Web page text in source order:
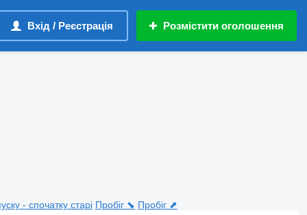
Вхід / Реєстрація Розмістити оголошення
- спочатку старі Пробіг ⬊ Пробіг ⬈